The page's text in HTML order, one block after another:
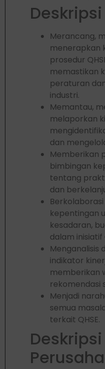
Merancang,
menerapkan
prosedur
memastikan
peraturan
industri.
Memantau,
melaporkan
dan
Memberikan
bimbingan
tentang
dan
kepentingan
kesadaran,
dalam inisiatif
Menganalisis
indikator
memberikan
rekomendasi
Menjadi
semua
terkait QHSE.
Deskripsi